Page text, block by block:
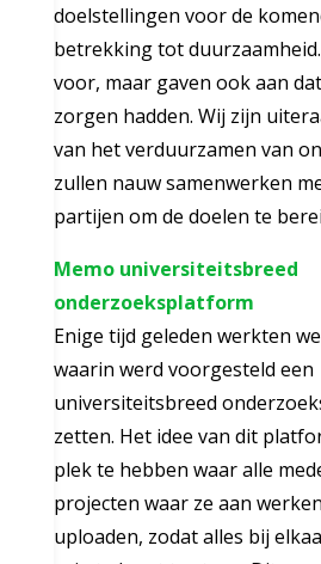
doelstellingen voor de
betrekking tot
voor, maar gaven ook aan
zorgen hadden. Wij zijn
van het verduurzamen van
zullen nauw samenwerken
partijen om de doelen te
Memo universiteitsbreed
onderzoeksplatform
Enige tijd geleden werkten
waarin werd voorgesteld een
universiteitsbreed
zetten. Het idee van dit
plek te hebben waar alle
projecten waar ze aan
uploaden, zodat alles bij